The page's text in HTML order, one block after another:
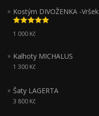
Kostým DIVOŽENKA -Vršek
Hodnocení
5.00z 5
1 000 Kč
Kalhoty MICHALUS
1 300 Kč
Šaty LAGERTA
3 800 Kč